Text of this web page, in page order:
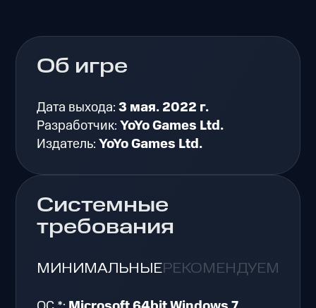
Об игре
Дата выхода:3 мая. 2022 г.
Разработчик:YoYo Games Ltd.
Издатель:YoYo Games Ltd.
Системные
требования
МИНИМАЛЬНЫЕРЕКОМЕНДУЕМЫЕ